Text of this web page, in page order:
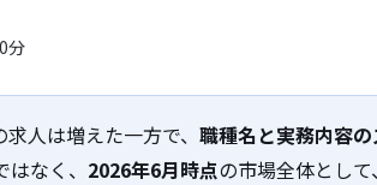
分
人は増えた一方で、 職種名と実務内容の
なく、 2026年6月時点の市場全体として、